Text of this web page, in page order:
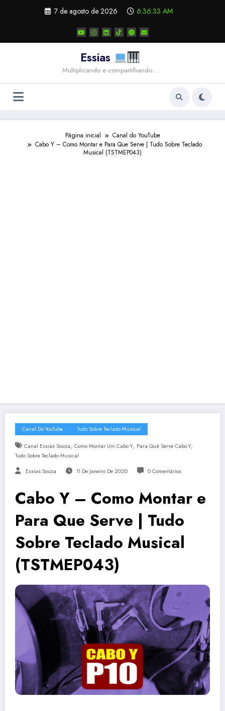
7 de agosto de 2026 6:36:34 AM
Essias
Multiplicando e compartilhando…
Página inicial
Canal do YouTube
Cabo Y – Como Montar e Para Que Serve | Tudo Sobre Teclado
Musical (TSTMEP043)
Canal Do YouTube Tudo Sobre Teclado Musical
Canal Essias Souza, Como Montar Um Cabo Y, Para Quê Serve Cabo Y,
Tudo Sobre Teclado Musical
Essias Souza 11 De Janeiro De 2020 0 Comentários
Cabo Y – Como Montar e
Para Que Serve | Tudo
Sobre Teclado Musical
(TSTMEP043)